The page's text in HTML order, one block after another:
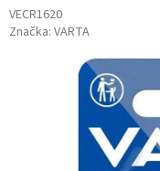
VECR1620
Značka: VARTA